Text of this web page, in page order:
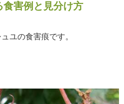
食害例と見分け方
ユの食害痕です。